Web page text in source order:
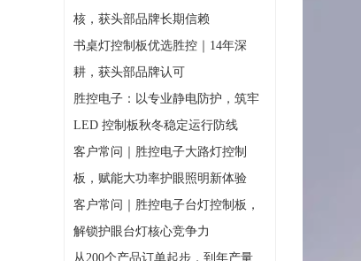
核，获头部品牌长期信赖
书桌灯控制板优选胜控｜14年深
耕，获头部品牌认可
胜控电子：以专业静电防护，筑牢
LED 控制板秋冬稳定运行防线
客户常问｜胜控电子大路灯控制
板，赋能大功率护眼照明新体验
客户常问｜胜控电子台灯控制板，
解锁护眼台灯核心竞争力
从200个产品订单起步，到年产量